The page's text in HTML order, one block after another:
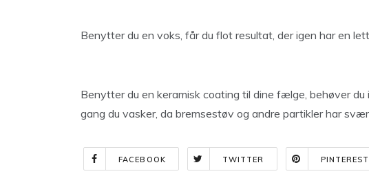
Benytter du en voks, får du flot resultat, der igen har en
Benytter du en keramisk coating til dine fælge, behøver
gang du vasker, da bremsestøv og andre partikler har
FACEBOOK TWITTER PINTEREST